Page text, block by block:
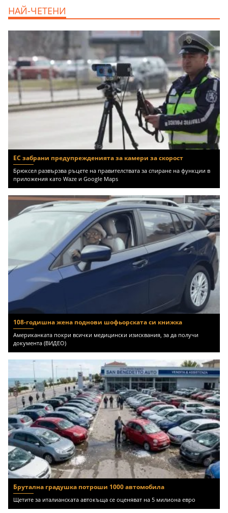
НАЙ-ЧЕТЕНИ
ЕС забрани предупрежденията за камери за скорост
Брюксел развързва ръцете на правителствата за спиране на функции в
приложения като Waze и Google Maps
108-годишна жена поднови шофьорската си книжка
Американката покри всички медицински изисквания, за да получи
документа (ВИДЕО)
Брутална градушка потроши 1000 автомобила
Щетите за италианската автокъща се оценяват на 5 милиона евро